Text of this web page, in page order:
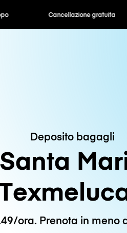
Cancellazione gratuita
Deposito bagagli
Santa
ora. Prenota in meno